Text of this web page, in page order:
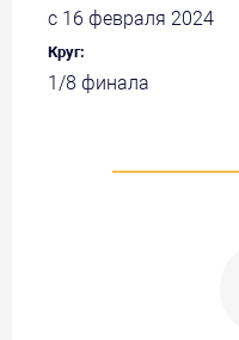
с 16 февраля 2024
Круг:
1/8 финала